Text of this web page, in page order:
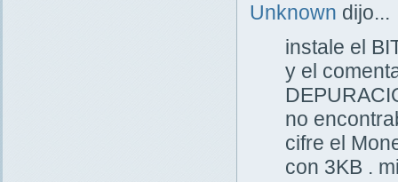
Unknown dijo...
instale el
y el
no
cifre el
con 3KB .